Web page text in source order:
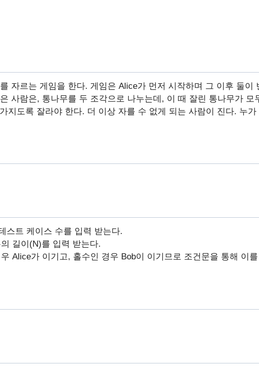
자르는 게임을 한다. 게임은 Alice가 먼저 시작하며 그 이후 둘이
사람은, 통나무를 두 조각으로 나누는데, 이 때 잘린 통나무가 모
지도록 잘라야 한다. 더 이상 자를 수 없게 되는 사람이 진다. 누가
스트 케이스 수를 입력 받는다.
길이(N)를 입력 받는다.
Alice가 이기고, 홀수인 경우 Bob이 이기므로 조건문을 통해 이